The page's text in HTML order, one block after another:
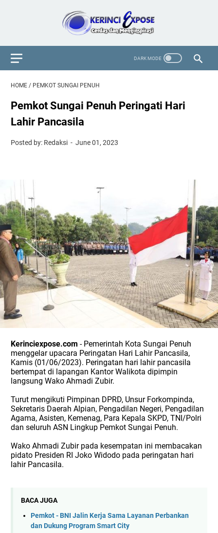
HOME / PEMKOT SUNGAI PENUH
Pemkot Sungai Penuh Peringati Hari
Lahir Pancasila
Posted by: Redaksi June 01, 2023
Kerinciexpose.com - Pemerintah Kota Sungai Penuh
menggelar upacara Peringatan Hari Lahir Pancasila,
Kamis (01/06/2023). Peringatan hari lahir pancasila
bertempat di lapangan Kantor Walikota dipimpin
langsung Wako Ahmadi Zubir.
Turut mengikuti Pimpinan DPRD, Unsur Forkompinda,
Sekretaris Daerah Alpian, Pengadilan Negeri, Pengadilan
Agama, Asisten, Kemenag, Para Kepala SKPD, TNI/Polri
dan seluruh ASN Lingkup Pemkot Sungai Penuh.
Wako Ahmadi Zubir pada kesempatan ini membacakan
pidato Presiden RI Joko Widodo pada peringatan hari
lahir Pancasila.
BACA JUGA
Pemkot - BNI Jalin Kerja Sama Layanan Perbankan
dan Dukung Program Smart City